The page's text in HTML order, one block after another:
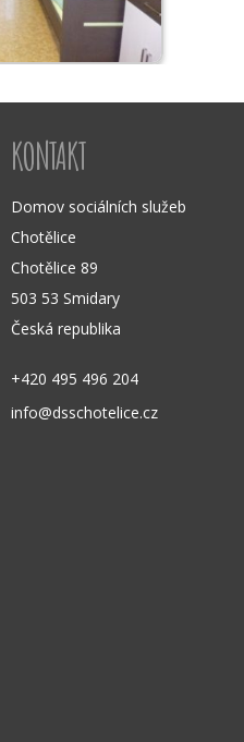
KONTAKT
Domov sociálních služeb
Chotělice
Chotělice 89
503 53 Smidary
Česká republika
+420 495 496 204
info@dsschotelice.cz